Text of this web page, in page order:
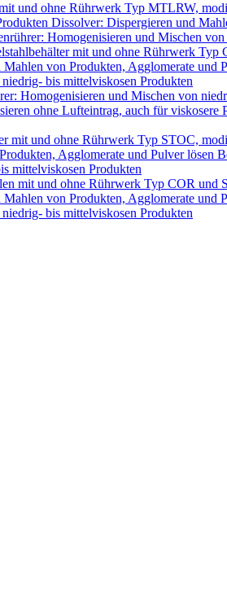
mit und ohne Rührwerk Typ MTLRW,
Dissolver: Dispergieren und
Homogenisieren und Mischen
mit und ohne Rührwerk
von Produkten, Agglomerate und
bis mittelviskosen Produkten
Homogenisieren und Mischen von
ohne Lufteintrag, auch für
mit und ohne Rührwerk Typ STOC,
Agglomerate und Pulver lösen
mittelviskosen Produkten
mit und ohne Rührwerk Typ COR
von Produkten, Agglomerate und
bis mittelviskosen Produkten